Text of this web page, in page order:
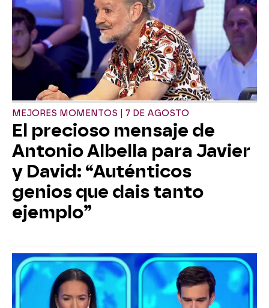
MEJORES MOMENTOS | 7 DE AGOSTO
El precioso mensaje de
Antonio Albella para Javier
y David: “Auténticos
genios que dais tanto
ejemplo”